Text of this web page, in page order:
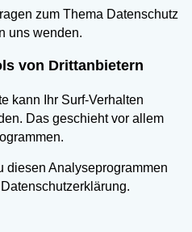
zum Thema Datenschutz
uns wenden.
von Drittanbietern
kann Ihr Surf-Verhalten
Das geschieht vor allem
diesen Analyseprogrammen